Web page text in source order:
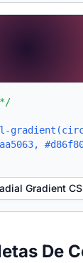
Gradient
De